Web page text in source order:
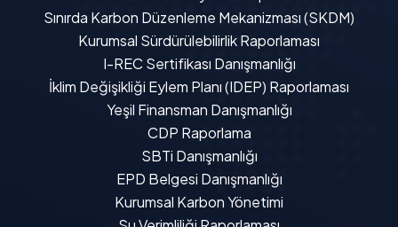
Sınırda Karbon Düzenleme Mekanizması (SKDM)
Kurumsal Sürdürülebilirlik Raporlaması
I-REC Sertifikası Danışmanlığı
İklim Değişikliği Eylem Planı (IDEP) Raporlaması
Yeşil Finansman Danışmanlığı
CDP Raporlama
SBTi Danışmanlığı
EPD Belgesi Danışmanlığı
Kurumsal Karbon Yönetimi